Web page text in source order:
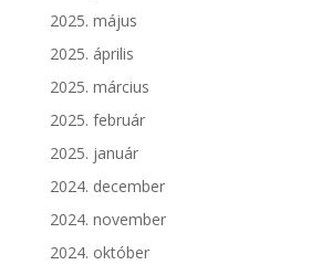
2025. május
2025. április
2025. március
2025. február
2025. január
2024. december
2024. november
2024. október